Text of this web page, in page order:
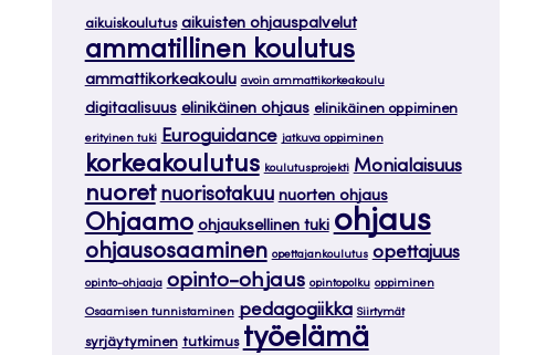
aikuiskoulutus aikuisten ohjauspalvelut
ammatillinen koulutus
ammattikorkeakoulu avoin ammattikorkeakoulu
digitaalisuus elinikäinen ohjaus elinikäinen oppiminen
erityinen tuki Euroguidance jatkuva oppiminen
korkeakoulutus koulutusprojekti Monialaisuus
nuoret nuorisotakuu nuorten ohjaus
Ohjaamo ohjauksellinen tuki ohjaus
ohjausosaaminen opettajankoulutus opettajuus
opinto-ohjaaja opinto-ohjaus opintopolku oppiminen
Osaamisen tunnistaminen pedagogiikka Siirtymät
syrjäytyminen tutkimus työelämä